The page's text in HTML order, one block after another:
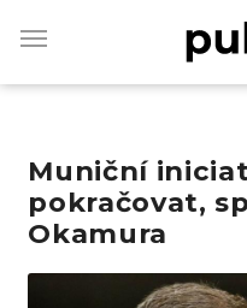
main
Muniční
pokračovat,
Okamura
Obrázek
Vyhledávejte na